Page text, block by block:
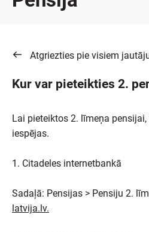
Atgriezties pie visiem
Kur var pieteikties 2.
Lai pieteiktos 2. līmeņa
iespējas.
1. Citadeles internetbankā
Sadaļā: Pensijas > Pensiju 2.
latvija.lv.